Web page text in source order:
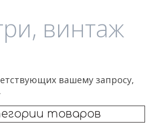
винтаж
вашему запросу,
товаров